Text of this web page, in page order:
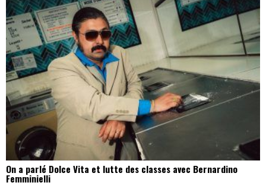
On a parlé Dolce Vita et lutte des classes avec Bernardino
Femminielli